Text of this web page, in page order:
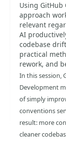
Using GitHub
approach
relevant
AI
codebase
practical
rework, and
In this session,
Development
of simply
conventions
result: more
cleaner